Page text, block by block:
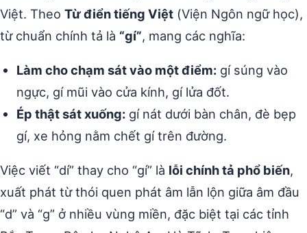
Việt. Theo Từ điển tiếng Việt (Viện Ngôn ngữ học),
từ chuẩn chính tả là “gí”, mang các nghĩa:
Làm cho chạm sát vào một điểm: gí súng vào
ngực, gí mũi vào cửa kính, gí lửa đốt.
Ép thật sát xuống: gí nát dưới bàn chân, đè bẹp
gí, xe hỏng nằm chết gí trên đường.
Việc viết “dí” thay cho “gí” là lỗi chính tả phổ biến,
xuất phát từ thói quen phát âm lẫn lộn giữa âm đầu
“d” và “g” ở nhiều vùng miền, đặc biệt tại các tỉnh